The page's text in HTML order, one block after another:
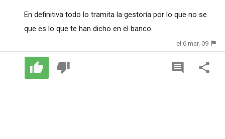
En definitiva todo lo tramita la gestoría por lo que no se
que es lo que te han dicho en el banco.
el 6 mar. 09